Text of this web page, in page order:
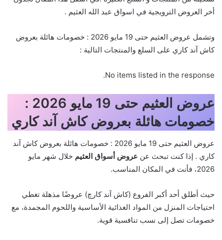
أخر العروض الترويجية في اسواق عبد الله العثيم .
وتشمل عروض العثيم حتى 19 مايو 2026 : خصومات هائلة بعروض
كاش آند كاري على السلع والمنتجات التالية :
No items listed in the response.
عروض العثيم حتى 19 مايو 2026 :
خصومات هائلة بعروض كاش آند كاري
عروض العثيم حتى 19 مايو 2026 : خصومات هائلة بعروض كاش آند
كاري . إذا كنت تبحث عن عروض أسواق العثيم خلال شهر مايو
2026، فأنت في المكان المناسب.
حيث أطلق أحد أكبر الفروع (كاش آند كارچ) عروضًا مذهلة تغطي
احتياجات المنزل من المواد الغذائية الأساسية واللحوم المجمدة، مع
خصومات تصل إلى نسب تنافسية قوية.